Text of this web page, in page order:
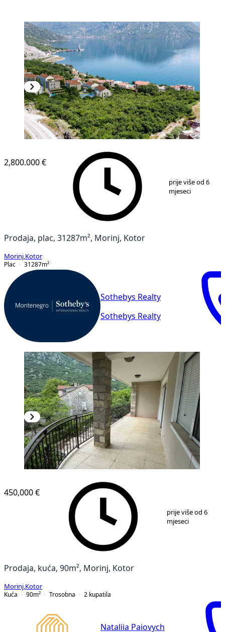
1 10
2,800.000 €
prije više od 6
mjeseci
Prodaja, plac, 31287m², Morinj, Kotor
Morinj Kotor
Plac
31287m²
Sothebys Realty
Sothebys Realty
1 10
450,000 €
prije više od 6
mjeseci
Prodaja, kuća, 90m², Morinj, Kotor
Morinj Kotor
Kuća
90m² Trosobna 2 kupatila
Nataliia Paiovych